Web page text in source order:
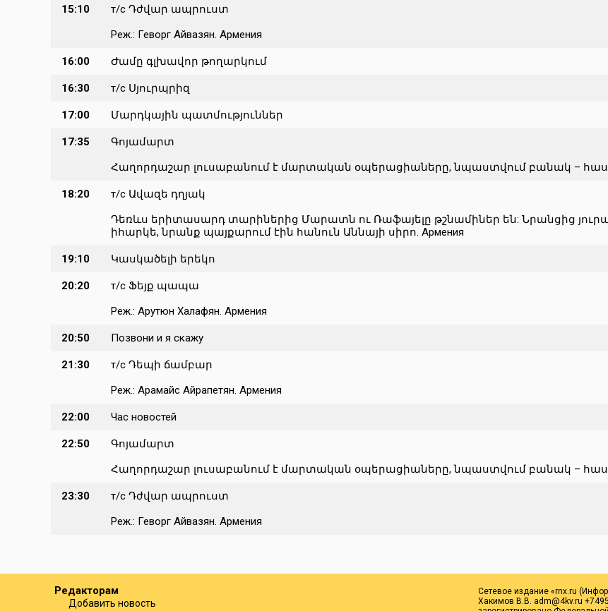
15:10
т/с Դժվար ապրուստ
Реж.: Геворг Айвазян. Армения
16:00 Ժամը գլխավոր թողարկում
16:30 т/с Սյուրպրիզ
17:00 Մարդկային պատմություններ
17:35
Գոյամարտ
Հաղորդաշար լուսաբանում է մարտական օպերացիաները, նպաստվում բանակ –
18:20
т/с Ավազե դղյակ
Դեռևս երիտասարդ տարիներից Մարատն ու Ռաֆայելը թշնամիներ են: Նրանցից
իհարկե, նրանք պայքարում էին հանուն Աննայի սիրո. Армения
19:10 Կասկածելի երեկո
20:20
т/с Ֆեյք պապա
Реж.: Арутюн Халафян. Армения
20:50 Позвони и я скажу
21:30
т/с Դեպի ճամբար
Реж.: Арамайс Айрапетян. Армения
22:00 Час новостей
22:50
Գոյամարտ
Հաղորդաշար լուսաբանում է մարտական օպերացիաները, նպաստվում բանակ –
23:30
т/с Դժվար ապրուստ
Реж.: Геворг Айвазян. Армения
Редакторам
Добавить новость
Сетевое издание «rnx.ru
Хакимов В.В. adm@4kv.ru